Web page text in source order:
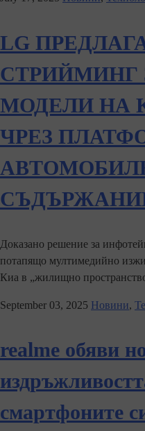
LG
СТРИЙМИНГ
МОДЕЛИ НА
ЧРЕЗ
СЪДЪРЖАНИЕ
Доказано решение за
потапящо мултимедийно
Киа в „жилищно
September 03, 2025 Новини,
realme обяви
смартфоните